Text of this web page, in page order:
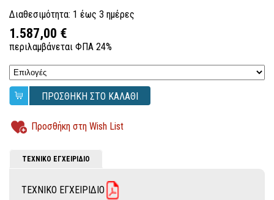
Διαθεσιμότητα: 1 έως 3 ημέρες
1.587,00 €
περιλαμβάνεται ΦΠΑ 24%
ΠΡΟΣΘΗΚΗ ΣΤΟ ΚΑΛΑΘΙ
Προσθήκη στη Wish List
ΤΕΧΝΙΚΟ ΕΓΧΕΙΡΙΔΙΟ
ΤΕΧΝΙΚΟ ΕΓΧΕΙΡΙΔΙΟ